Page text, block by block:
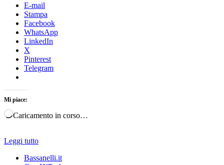
E-mail
Stampa
Facebook
WhatsApp
LinkedIn
X
Pinterest
Telegram
Mi piace:
Caricamento in corso…
Leggi tutto
Bassanelli.it